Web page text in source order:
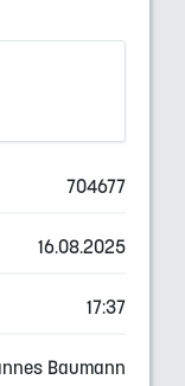
704677
16.08.2025
17:37
Baumann